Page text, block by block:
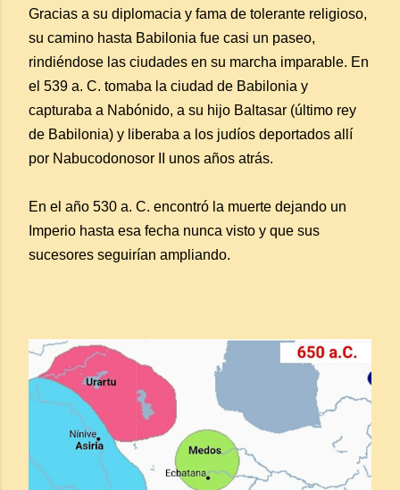
Gracias a su diplomacia y fama de tolerante religioso,
su camino hasta Babilonia fue casi un paseo,
rindiéndose las ciudades en su marcha imparable. En
el 539 a. C. tomaba la ciudad de Babilonia y
capturaba a Nabónido, a su hijo Baltasar (último rey
de Babilonia) y liberaba a los judíos deportados allí
por Nabucodonosor II unos años atrás.
En el año 530 a. C. encontró la muerte dejando un
Imperio hasta esa fecha nunca visto y que sus
sucesores seguirían ampliando.